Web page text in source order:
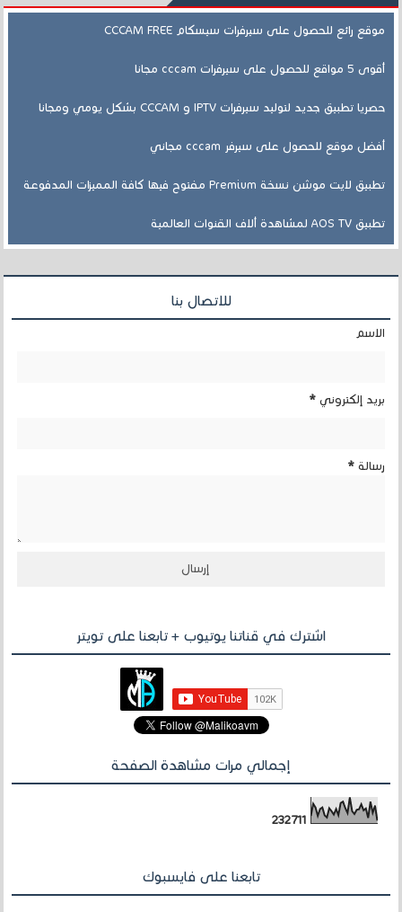
موقع رائع للحصول على سيرفرات سيسكام CCCAM FREE
أقوى 5 مواقع للحصول على سيرفرات cccam مجانا
حصريا تطبيق جديد لتوليد سيرفرات IPTV و CCCAM بشكل يومي ومجانا
أفضل موقع للحصول على سيرفر cccam مجاني
تطبيق لايت موشن نسخة Premium مفتوح فيها كافة المميزات المدفوعة
تطبيق AOS TV لمشاهدة ألاف القنوات العالمية
للاتصال بنا
الاسم
بريد إلكتروني*
رسالة*
اشترك في قناتنا يوتيوب + تابعنا على تويتر
إجمالي مرات مشاهدة الصفحة
232711
تابعنا على فايسبوك